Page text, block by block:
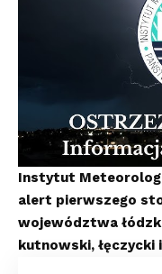
Instytut
alert pierwszego
województwa
kutnowski, łęczycki